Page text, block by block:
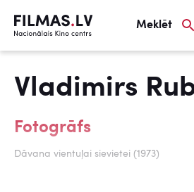
Meklēt
Vladimirs
Fotogrāfs
Dāvana vientuļai sievietei (1973)